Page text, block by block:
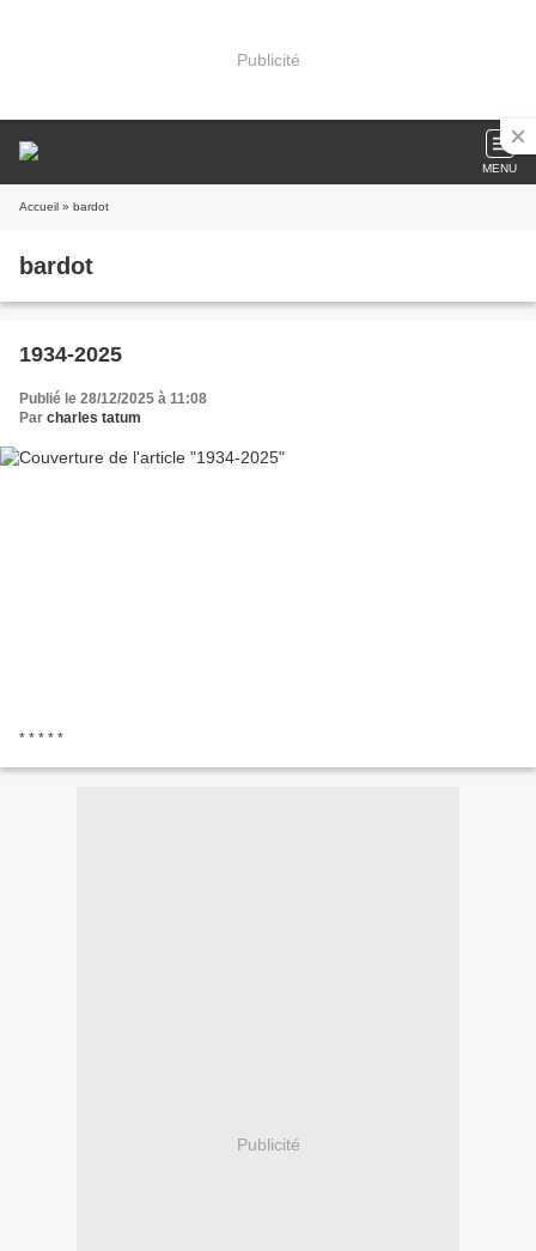
Publicité
MENU
Accueil » bardot
bardot
1934-2025
Publié le 28/12/2025 à 11:08
Par charles tatum
* * * * *
Publicité